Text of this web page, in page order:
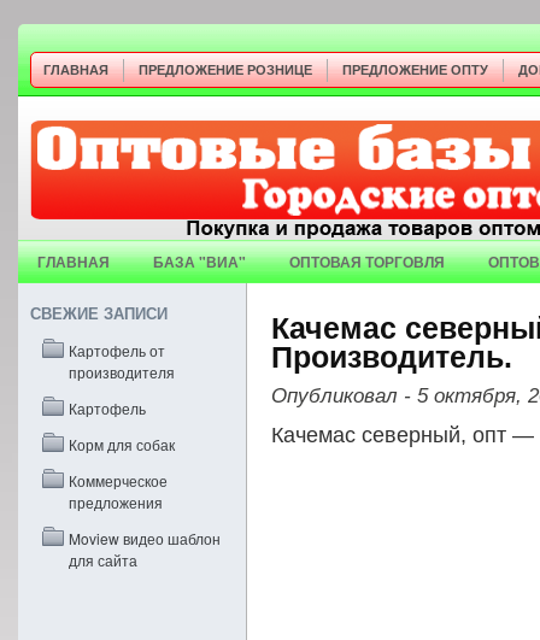
ГЛАВНАЯ ПРЕДЛОЖЕНИЕ РОЗНИЦЕ ПРЕДЛОЖЕНИЕ ОПТУ
ГЛАВНАЯ БАЗА "ВИА" ОПТОВАЯ ТОРГОВЛЯ
СВЕЖИЕ ЗАПИСИ
Картофель от
производителя
Картофель
Корм для собак
Коммерческое
предложения
Moview видео шаблон
для сайта
Качемас
Производитель.
Опубликовал - 5 октября,
Качемас северный, опт —